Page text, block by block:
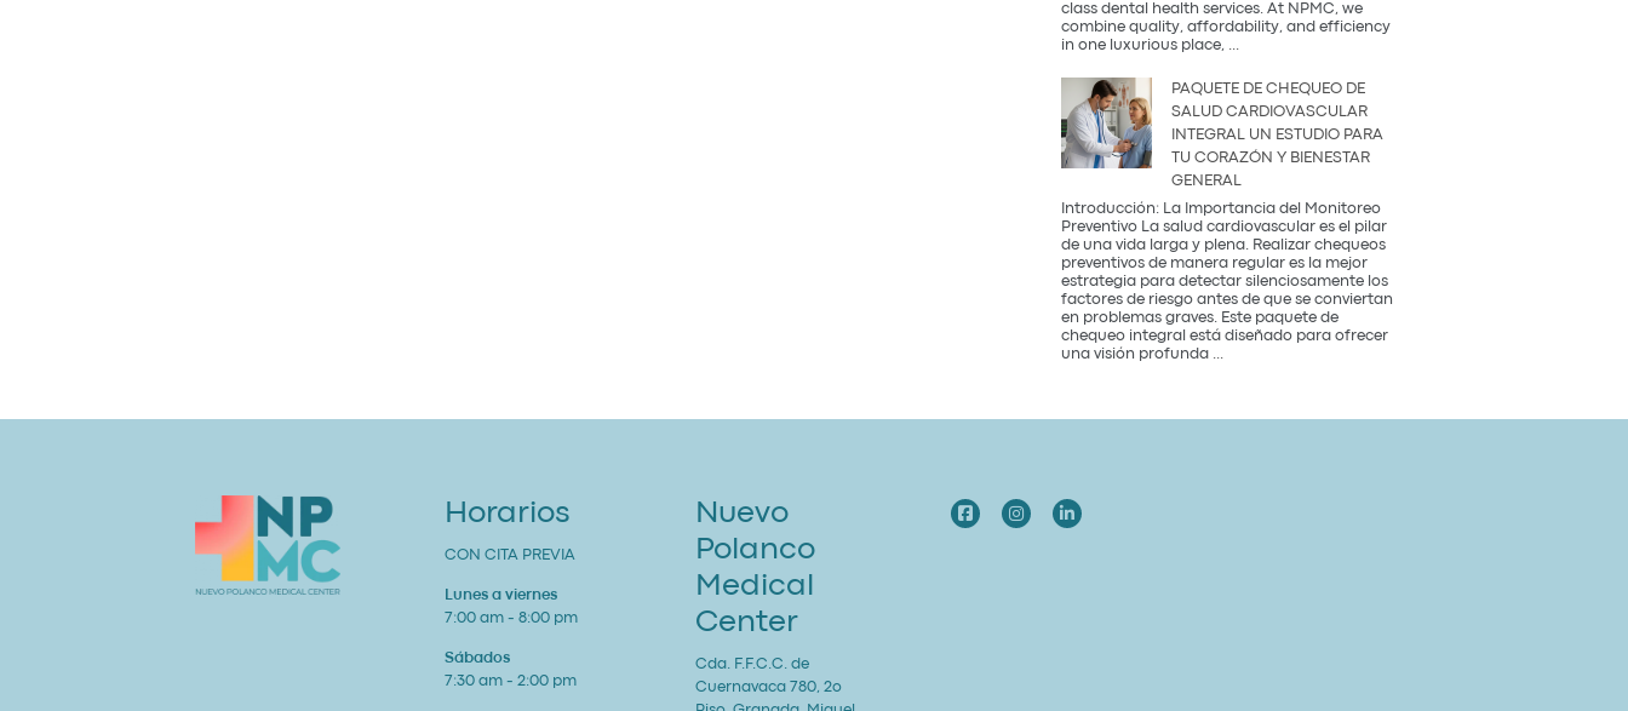
class dental health services. At NPMC, we
combine quality, affordability, and efficiency
in one luxurious place,
Care
Mexico
City:
PAQUETE DE CHEQUEO DE
SALUD CARDIOVASCULAR
INTEGRAL UN ESTUDIO PARA
TU CORAZÓN Y BIENESTAR
GENERAL
Introducción: La Importancia del Monitoreo
Preventivo La salud cardiovascular es el pilar
de una vida larga y plena. Realizar chequeos
preventivos de manera regular es la mejor
estrategia para detectar silenciosamente los
factores de riesgo antes de que se conviertan
en problemas graves. Este paquete de
chequeo integral está diseñado para ofrecer
una visión profunda ...
Horarios
CON CITA PREVIA
Lunes a viernes
7:00 am - 8:00 pm
Sábados
7:30 am - 2:00 pm
Nuevo
Polanco
Medical
Center
Cda. F.F.C.C. de
Cuernavaca 780, 2o